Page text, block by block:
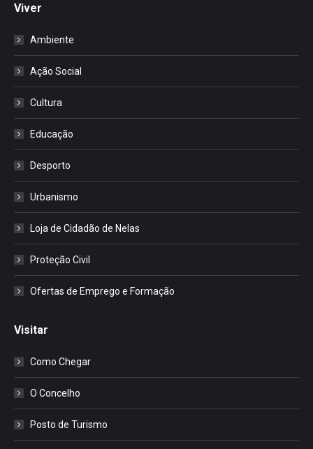
Viver
Ambiente
Ação Social
Cultura
Educação
Desporto
Urbanismo
Loja de Cidadão de Nelas
Proteção Civil
Ofertas de Emprego e Formação
Visitar
Como Chegar
O Concelho
Posto de Turismo